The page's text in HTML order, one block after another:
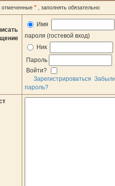
отмеченные * , заполнять обязательно
Имя
пароля (гостевой вход)
Ник
Пароль
Войти?
Зарегистрироваться
пароль?